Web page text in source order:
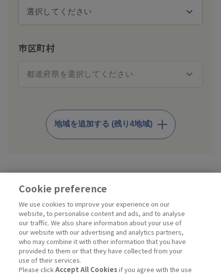
市区町村
地域を追加する (残り4地域)
プライバシーポリシー
会員規約 の取り扱いに同意する
※ Kiraliaきらりの利用に関する契約はお客様と花王プロフェッ
ショナル・サービス株式会社との間で締結されます。
尚、本サービスの提供は花王プロフェッショナル・サービス株式
会社からキラリアハイジーン株式会社に再委託いたします。
Cookie preference
We use cookies to improve your experience on our
website, to personalise content and ads, and to analyse
our traffic. We also share information about your use of
our website with our advertising and analytics partners,
who may combine it with other information that you have
provided to them or that they have collected from your
use of their services.
Please clickAccept All Cookies if you agree with the use